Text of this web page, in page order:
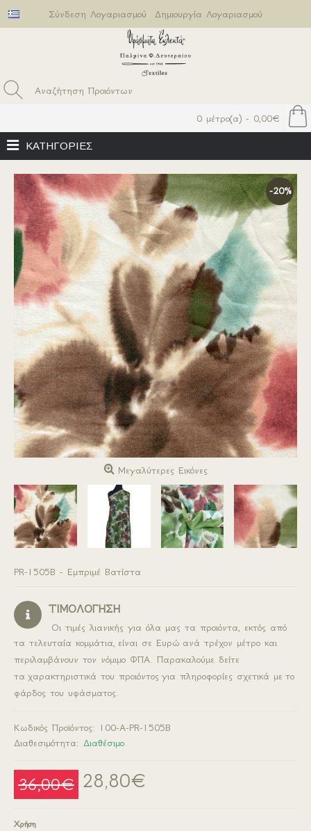
Σύνδεση Λογαριασμού Δημιουργία Λογαριασμού
0 μέτρο(α) - 0,00€
ΚΑΤΗΓΟΡΙΕΣ
-20%
Μεγαλύτερες Εικόνες
PR-1505B - Εμπριμέ Βατίστα
ΤΙΜΟΛΟΓΗΣΗ
Οι τιμές λιανικής για όλα μας τα προιόντα, εκτός από
τα τελευταία κομμάτια, είναι σε Ευρώ ανά τρέχον μέτρο και
περιλαμβάνουν τον νόμιμο ΦΠΑ. Παρακαλούμε δείτε
τα χαρακτηριστικά του προιόντος για πληροφορίες σχετικά με το
φάρδος του υφάσματος.
Κωδικός Προϊόντος: 100-A-PR-1505B
Διαθεσιμότητα: Διαθέσιμο
36,00€ 28,80€
Χρήση